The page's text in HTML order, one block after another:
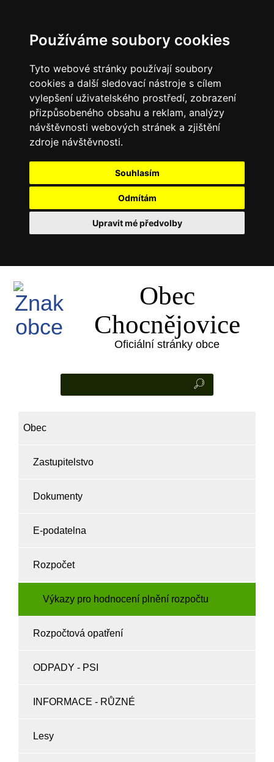
Používáme soubory cookies
Tyto webové stránky používají soubory
cookies a další sledovací nástroje s cílem
vylepšení uživatelského prostředí, zobrazení
přizpůsobeného obsahu a reklam, analýzy
návštěvnosti webových stránek a zjištění
zdroje návštěvnosti.
Souhlasím
Odmítám
Upravit mé předvolby
Obec
Chocnějovice
Oficiální stránky obce
Obec
Zastupitelstvo
Dokumenty
E-podatelna
Rozpočet
Výkazy pro hodnocení plnění rozpočtu
Rozpočtová opatření
ODPADY - PSI
INFORMACE - RŮZNÉ
Lesy